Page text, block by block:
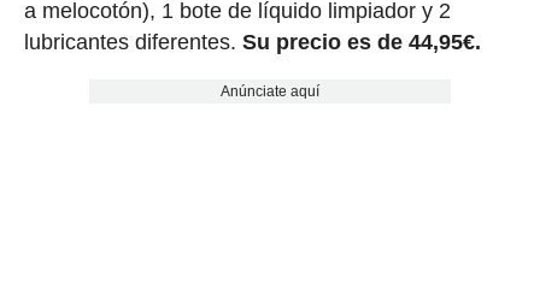
a melocotón), 1 bote de líquido limpiador y 2
lubricantes diferentes. Su precio es de 44,95€.
Anúnciate aquí